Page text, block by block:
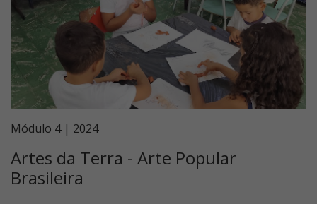
Módulo 4 | 2024
Artes da Terra - Arte Popular
Brasileira